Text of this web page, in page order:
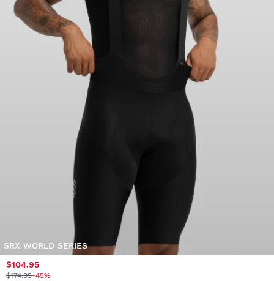
SRX WORLD SERIES
$104.95
$174.95-45%